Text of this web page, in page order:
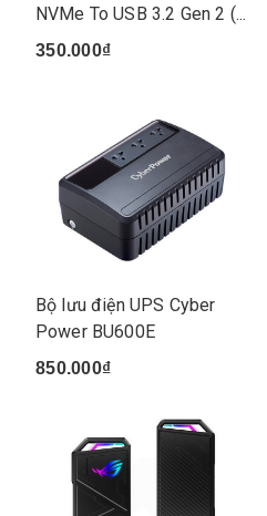
NVMe To USB 3.2 Gen 2 (...
350.000₫
Bộ lưu điện UPS Cyber
Power BU600E
850.000₫